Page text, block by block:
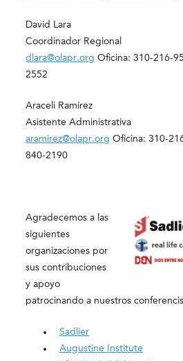
David Lara
Coordinador Regional
dlara@olapr.org Oficina: 310-216-
2552
Araceli Ramirez
Asistente Administrativa
aramirez@olapr.org Oficina: 310-
840-2190
Agradecemos a las
siguientes
organizaciones por
sus contribuciones
y apoyo
patrocinando a nuestros
Sadlier
Augustine Institute